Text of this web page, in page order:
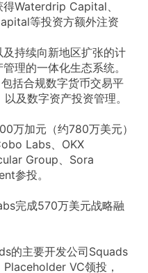
Waterdrip Capital、
等投资方额外注资
持续向新地区扩张的计
理的一体化生态系统。
括合规数字货币交易平
及数字资产投资管理。
万加元（约780万美元）
Labs、OKX
Group、Sora
参投。
完成570万美元战略融
的主要开发公司Squads
VC领投，